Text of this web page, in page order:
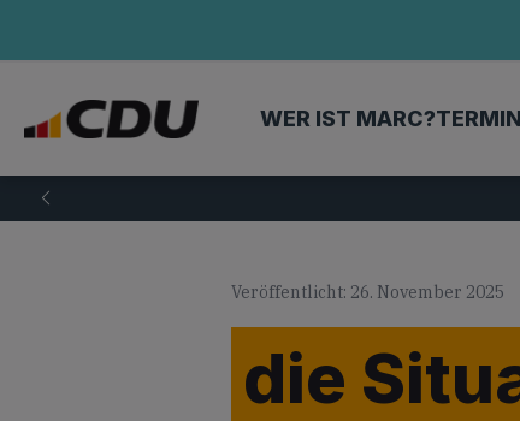
WER IST MARC?
Veröffentlicht: 26. November 2025
die